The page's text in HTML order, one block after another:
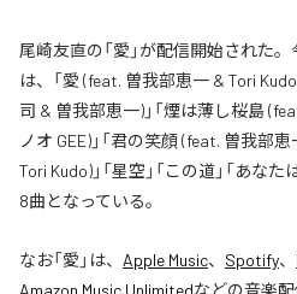
尾崎友直の「愛」が配信開始された
は、「愛 (feat. 曽我部恵一 & Tori
司 & 曽我部恵一)」「煙は薄し桜島
ノオ GEE)」「君の笑顔 (feat. 曽我部
Tori Kudo)」「星空」「この道」「あな
8曲となっている。
なお「愛 」は、 Apple Music、 Spotify、
Amazon Music Unlimitedなどの音楽